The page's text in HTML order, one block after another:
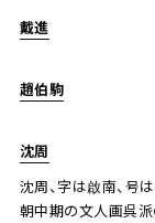
戴進
趙伯駒
沈周
沈周、字は啟南、号
朝中期の文人画呉派
結果